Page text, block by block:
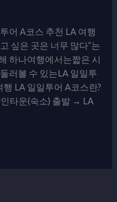
어 A코스 추천 LA 여행
싶은 곳은 너무 많다”는
하나여행에서는짧은 시
러볼 수 있는LA 일일투
행 LA 일일투어 A코스란?
타운(숙소) 출발 → LA